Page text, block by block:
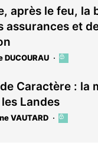
est
réservé
aux
après le feu, la
assurances et
DUCOURAU
Cet
réservé
aux
abonnés
Caractère : la
Landes
VAUTARD
Cet